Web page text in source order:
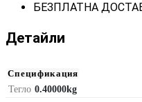
БЕЗПЛАТНА
Детайли
Спецификация
Тегло 0.40000kg